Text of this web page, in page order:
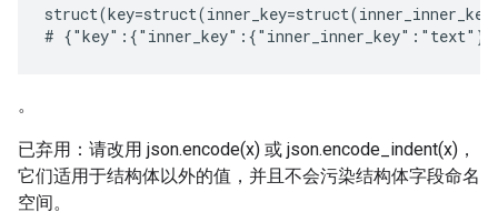
。
已弃用：请改用 json.encode(x) 或 json.encode_indent(x)，
它们适用于结构体以外的值，并且不会污染结构体字段命名
空间。